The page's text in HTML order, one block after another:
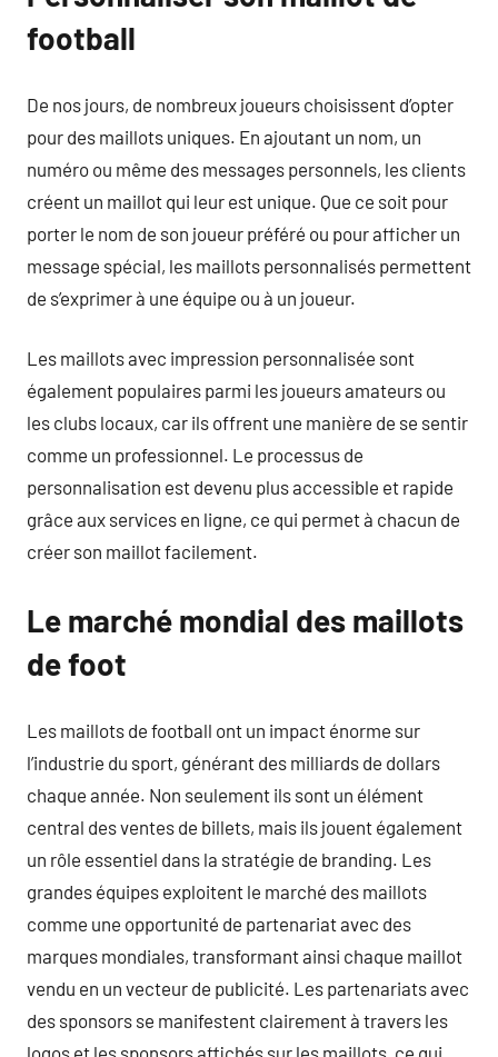
football
De nos jours, de nombreux joueurs choisissent d’opter
pour des maillots uniques. En ajoutant un nom, un
numéro ou même des messages personnels, les clients
créent un maillot qui leur est unique. Que ce soit pour
porter le nom de son joueur préféré ou pour afficher un
message spécial, les maillots personnalisés permettent
de s’exprimer à une équipe ou à un joueur.
Les maillots avec impression personnalisée sont
également populaires parmi les joueurs amateurs ou
les clubs locaux, car ils offrent une manière de se sentir
comme un professionnel. Le processus de
personnalisation est devenu plus accessible et rapide
grâce aux services en ligne, ce qui permet à chacun de
créer son maillot facilement.
Le marché mondial des maillots
de foot
Les maillots de football ont un impact énorme sur
l’industrie du sport, générant des milliards de dollars
chaque année. Non seulement ils sont un élément
central des ventes de billets, mais ils jouent également
un rôle essentiel dans la stratégie de branding. Les
grandes équipes exploitent le marché des maillots
comme une opportunité de partenariat avec des
marques mondiales, transformant ainsi chaque maillot
vendu en un vecteur de publicité. Les partenariats avec
des sponsors se manifestent clairement à travers les
logos et les sponsors affichés sur les maillots, ce qui